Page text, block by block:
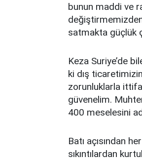
bunun maddi ve
değiştirmemizden
satmakta güçlük
Keza Suriye’de
ki dış
zorunluklarla
güvenelim.
400 meselesini
Batı açısından
sıkıntılardan